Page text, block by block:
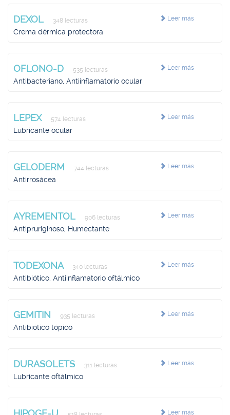
Leer más
DEXOL 348 lecturas
Crema dérmica protectora
Leer más
OFLONO-D 535 lecturas
Antibacteriano, Antiinflamatorio ocular
Leer más
LEPEX 574 lecturas
Lubricante ocular
Leer más
GELODERM 744 lecturas
Antirrosácea
Leer más
AYREMENTOL 906 lecturas
Antipruriginoso, Humectante
Leer más
TODEXONA 340 lecturas
Antibiótico, Antiinflamatorio oftálmico
Leer más
GEMITIN 935 lecturas
Antibiótico tópico
Leer más
DURASOLETS 311 lecturas
Lubricante oftálmico
Leer más